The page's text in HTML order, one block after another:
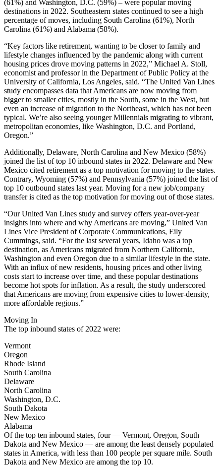
(61%) and Washington, D.C. (59%) – were popular moving
destinations in 2022. Southeastern states continued to see a high
percentage of moves, including South Carolina (61%), North
Carolina (61%) and Alabama (58%).
“Key factors like retirement, wanting to be closer to family and
lifestyle changes influenced by the pandemic along with current
housing prices drove moving patterns in 2022,” Michael A. Stoll,
economist and professor in the Department of Public Policy at the
University of California, Los Angeles, said. “The United Van Lines
study encompasses data that Americans are now moving from
bigger to smaller cities, mostly in the South, some in the West, but
even an increase of migration to the Northeast, which has not been
typical. We’re also seeing younger Millennials migrating to vibrant,
metropolitan economies, like Washington, D.C. and Portland,
Oregon.”
Additionally, Delaware, North Carolina and New Mexico (58%)
joined the list of top 10 inbound states in 2022. Delaware and New
Mexico cited retirement as a top motivation for moving to the states.
Contrary, Wyoming (57%) and Pennsylvania (57%) joined the list of
top 10 outbound states last year. Moving for a new job/company
transfer is cited as the top motivation for moving out of those states.
“Our United Van Lines study and survey offers year-over-year
insights into where and why Americans are moving,” United Van
Lines Vice President of Corporate Communications, Eily
Cummings, said. “For the last several years, Idaho was a top
destination, as Americans migrated from Northern California,
Washington and even Oregon due to a similar lifestyle in the state.
With an influx of new residents, housing prices and other living
costs start to increase over time, and these popular destinations
become hot spots for inflation. As a result, the study underscored
that Americans are moving from expensive cities to lower-density,
more affordable regions.”
Moving In
The top inbound states of 2022 were:
Vermont
Oregon
Rhode Island
South Carolina
Delaware
North Carolina
Washington, D.C.
South Dakota
New Mexico
Alabama
Of the top ten inbound states, four — Vermont, Oregon, South
Dakota and New Mexico — are among the least densely populated
states in America, with less than 100 people per square mile. South
Dakota and New Mexico are among the top 10.